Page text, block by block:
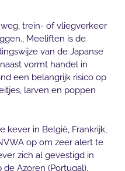
trein- of vliegverkeer
Meeliften is de
van de Japanse
vormt handel in
een belangrijk risico op
larven en poppen
kever in België, Frankrijk,
op om zeer alert te
zich al gevestigd in
Azoren (Portugal).